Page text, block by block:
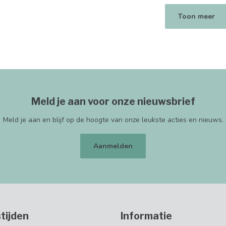
Toon meer
Meld je aan voor onze nieuwsbrief
Meld je aan en blijf op de hoogte van onze leukste acties en nieuws.
Aanmelden
Informatie